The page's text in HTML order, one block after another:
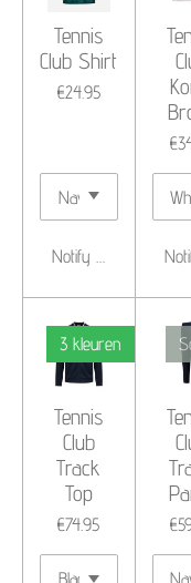
Tennis
Club Shirt
€24.95
Notify me when
3 kleuren
Tennis
Club
Track
Top
€74.95